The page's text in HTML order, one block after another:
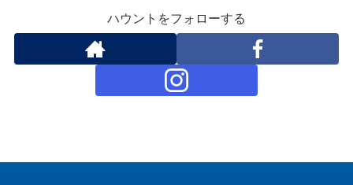
ハウントをフォローする